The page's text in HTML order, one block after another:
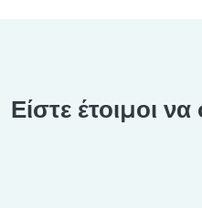
Είστε έτοιμοι